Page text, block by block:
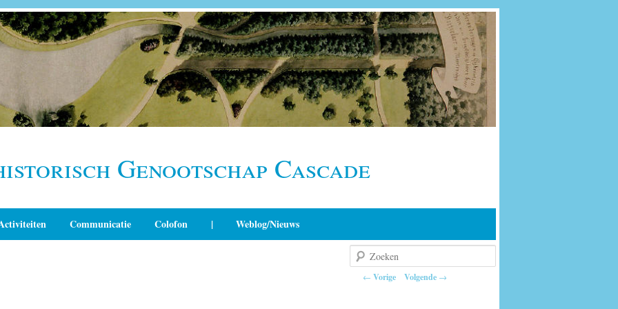
Genootschap Cascade
Communicatie Colofon | Weblog/Nieuws
Berichtnavigatie
← Vorige Volgende →